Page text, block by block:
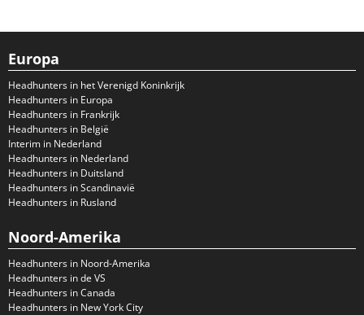
Europa
Headhunters in het Verenigd Koninkrijk
Headhunters in Europa
Headhunters in Frankrijk
Headhunters in België
Interim in Nederland
Headhunters in Nederland
Headhunters in Duitsland
Headhunters in Scandinavië
Headhunters in Rusland
Noord-Amerika
Headhunters in Noord-Amerika
Headhunters in de VS
Headhunters in Canada
Headhunters in New York City